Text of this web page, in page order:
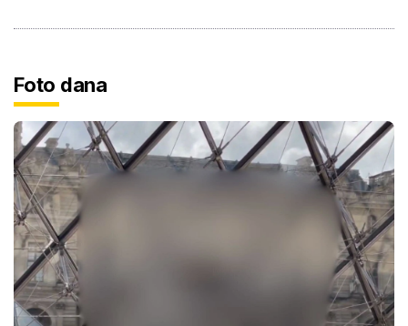
Foto dana